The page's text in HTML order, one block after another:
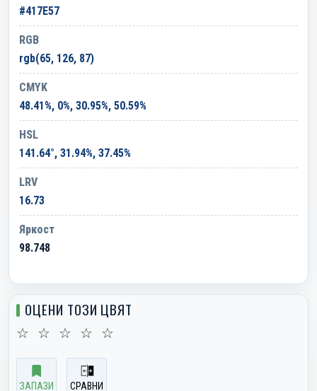
#417E57
RGB
rgb(65, 126, 87)
CMYK
48.41%, 0%, 30.95%, 50.59%
HSL
141.64°, 31.94%, 37.45%
LRV
16.73
Яркост
98.748
ОЦЕНИ ТОЗИ ЦВЯТ
☆ ☆ ☆ ☆ ☆
ЗАПАЗИ СРАВНИ